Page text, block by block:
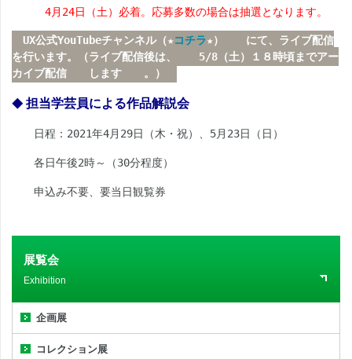
4月 24日（土）必着。応募多数の場合は抽選となります。
UX公式YouTubeチャンネル（★コチラ★）
にて、ライブ配信
を行います。（ライブ配信後は、
5/8（土）１８時頃までアー
カイブ配信
します 。）
◆ 担当学芸員による作品解説会
日程： 2021年4月 29日（木・祝）、 5月 23日（日）
各日午後2時～（30分程度）
申込み不要、要当日観覧券
展覧会
Exhibition
企画展
コレクション展